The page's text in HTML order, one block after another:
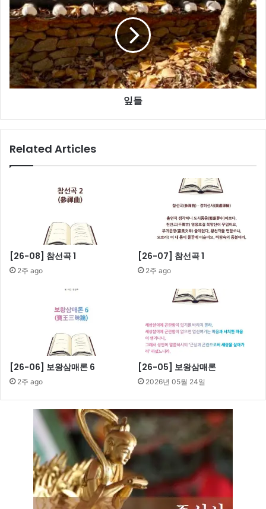
잎들
Related Articles
[26-08] 참선곡 1
2주 ago
[26-07] 참선곡 1
2주 ago
[26-06] 보왕삼매론 6
2주 ago
[26-05] 보왕삼매론
2026년 05월 24일